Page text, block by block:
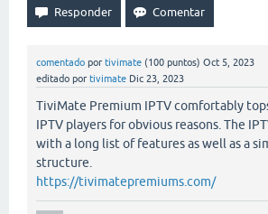
comentado por tivimate (100 puntos) Oct 5, 2023
editado por tivimate Dic 23, 2023
TiviMate Premium IPTV comfortably
IPTV players for obvious reasons. The
with a long list of features as well as a
structure.
https://tivimatepremiums.com/